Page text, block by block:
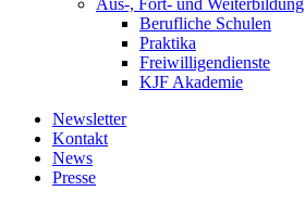
Aus-, Fort- und Weiterbildung
Berufliche Schulen
Praktika
Freiwilligendienste
KJF Akademie
Newsletter
Kontakt
News
Presse